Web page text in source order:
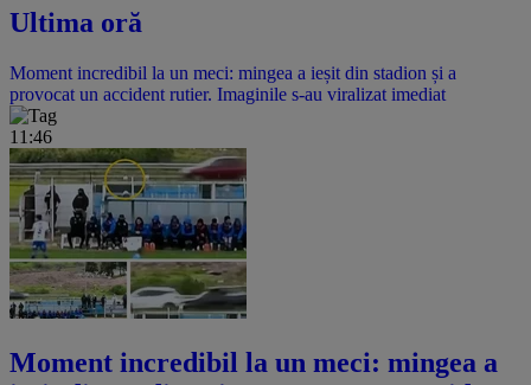
Ultima oră
Moment incredibil la un meci: mingea a ieșit din stadion și a
provocat un accident rutier. Imaginile s-au viralizat imediat
11:46
Moment incredibil la un meci: mingea a